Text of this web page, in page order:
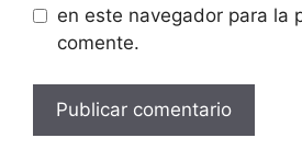
en este navegador para la
comente.